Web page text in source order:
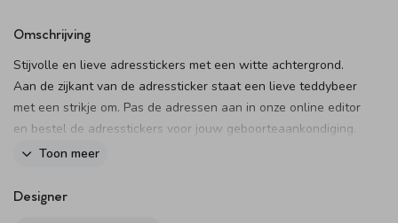
Omschrijving
Stijvolle en lieve adresstickers met een witte achtergrond.
Aan de zijkant van de adressticker staat een lieve teddybeer
met een strikje om. Pas de adressen aan in onze online editor
en bestel de adresstickers voor jouw geboorteaankondiging.
Dit product maakt onderdeel uit van
Toon meer
Designer